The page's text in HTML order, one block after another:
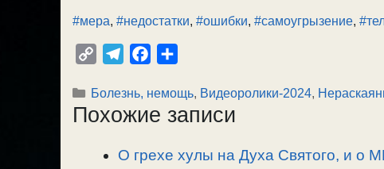
#мера, #недостатки, #ошибки, #самоугрызение,
p
y
l
e
r
c
e
o
п
р
в
Рубрики
Болезнь, немощь, Видеоролики-2024,
Похожие записи
О грехе хулы на Духа Святого, и о